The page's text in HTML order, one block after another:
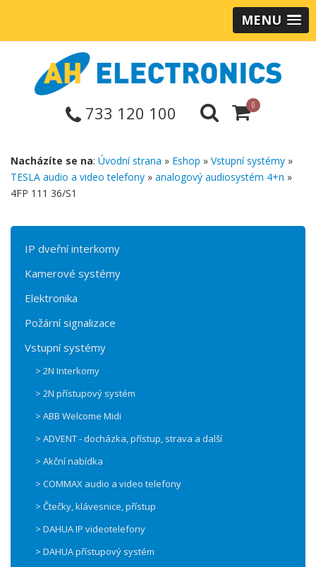
MENU
733 120 100 0
Nacházíte se na: Úvodní strana » Eshop » Vstupní systémy »
TESLA audio a video telefony » analogový audiosystém 4+n »
4FP 111 36/S1
IP dveřní interkomy
Kamerové systémy
Elektronika
Požární signalizace
Vstupní systémy
> 2N Interkomy
> 2N přístupový systém
> ABB Welcome Midi
> ADVENT - docházka, přístup, strava a další
> Akční nabídka
> COMMAX audio a video telefony
> Čtečky, klávesnice, přístup
> DAHUA IP videotelefony
> DAHUA přístupový systém